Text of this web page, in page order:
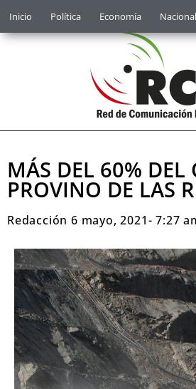
Inicio Política Economía Nacional
MÁS DEL 60% DEL
PROVINO DE LAS
Redacción 6 mayo, 2021- 7:27